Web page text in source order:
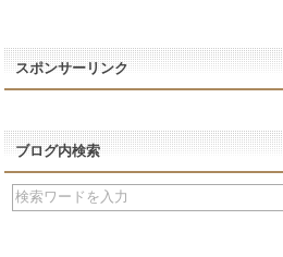
スポンサーリンク
ブログ内検索